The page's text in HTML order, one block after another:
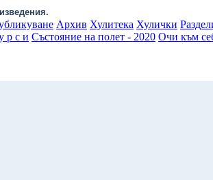
Архив Хулитека Хулички
р с и Състояние на полет - 2020 Очи към